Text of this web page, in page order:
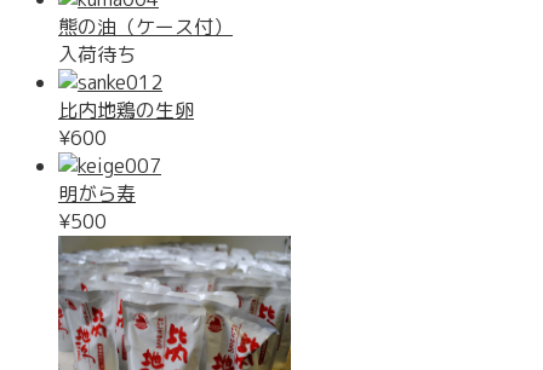
熊の油（ケース付）
入荷待ち
比内地鶏の生卵
¥600
明がら寿
¥500